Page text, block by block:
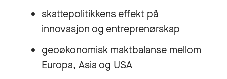
skattepolitikkens effekt på
innovasjon og entreprenørskap
geoøkonomisk maktbalanse mellom
Europa, Asia og USA